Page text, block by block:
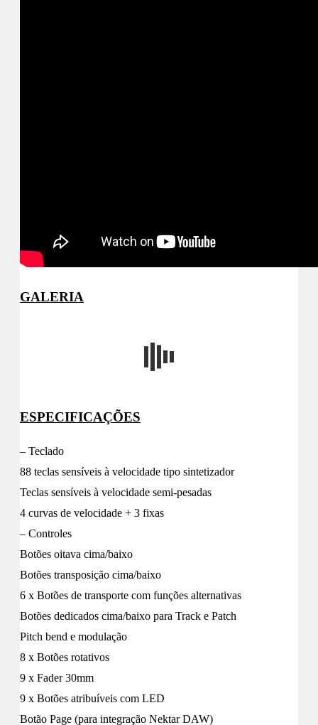
GALERIA
ESPECIFICAÇÕES
– Teclado
88 teclas sensíveis à velocidade tipo sintetizador
Teclas sensíveis à velocidade semi-pesadas
4 curvas de velocidade + 3 fixas
– Controles
Botões oitava cima/baixo
Botões transposição cima/baixo
6 x Botões de transporte com funções alternativas
Botões dedicados cima/baixo para Track e Patch
Pitch bend e modulação
8 x Botões rotativos
9 x Fader 30mm
9 x Botões atribuíveis com LED
Botão Page (para integração Nektar DAW)